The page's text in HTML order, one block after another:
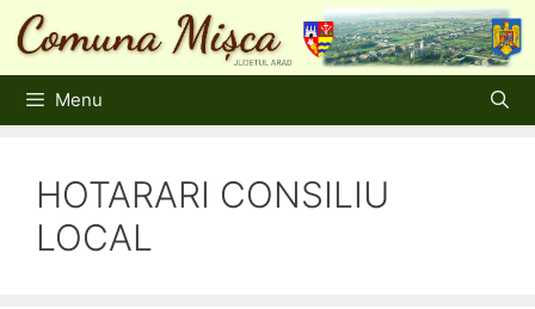
Sari
conținut
Menu
HOTARARI CONSILIU
LOCAL